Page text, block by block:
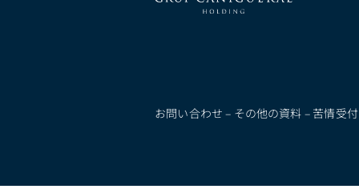
お問い合わせ – その他の資料 – 苦情受付